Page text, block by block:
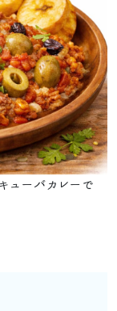
ューバカレーで